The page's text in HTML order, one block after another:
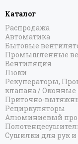
Каталог
Распродажа
Автоматика
Бытовые
Промышленные
Вентиляция
Люки
Рекуператоры,
клапана / Оконные
Приточно-
Рециркуляторы
Алюминиевый
Сушилки для рук и